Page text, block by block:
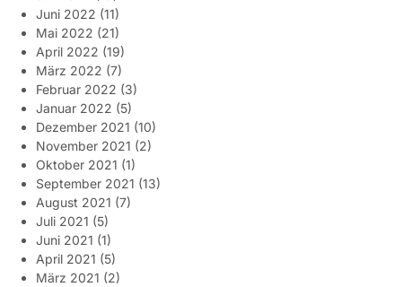
Juni 2022 (11)
Mai 2022 (21)
April 2022 (19)
März 2022 (7)
Februar 2022 (3)
Januar 2022 (5)
Dezember 2021 (10)
November 2021 (2)
Oktober 2021 (1)
September 2021 (13)
August 2021 (7)
Juli 2021 (5)
Juni 2021 (1)
April 2021 (5)
März 2021 (2)